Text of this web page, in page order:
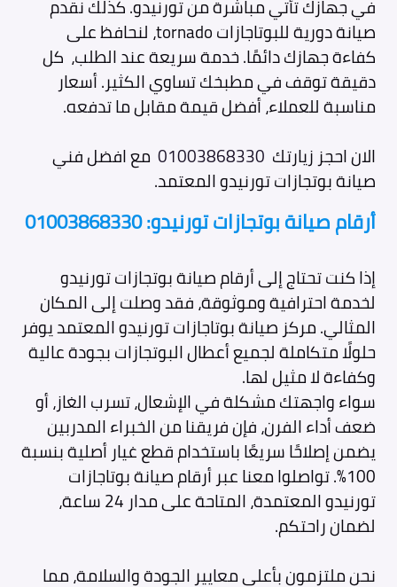
في جهازك تأتي مباشرة من تورنيدو. كذلك نقدم
صيانة دورية للبوتاجازات tornado، لنحافظ على
كفاءة جهازك دائمًا. خدمة سريعة عند الطلب، كل
دقيقة توقف في مطبخك تساوي الكثير. أسعار
مناسبة للعملاء، أفضل قيمة مقابل ما تدفعه.
الان احجز زيارتك 01003868330 مع افضل فني
صيانة بوتجازات تورنيدو المعتمد.
أرقام صيانة بوتجازات تورنيدو: 01003868330
إذا كنت تحتاج إلى أرقام صيانة بوتجازات تورنيدو
لخدمة احترافية وموثوقة، فقد وصلت إلى المكان
المثالي. مركز صيانة بوتاجازات تورنيدو المعتمد يوفر
حلولًا متكاملة لجميع أعطال البوتجازات بجودة عالية
وكفاءة لا مثيل لها.
سواء واجهتك مشكلة في الإشعال، تسرب الغاز، أو
ضعف أداء الفرن، فإن فريقنا من الخبراء المدربين
يضمن إصلاحًا سريعًا باستخدام قطع غيار أصلية بنسبة
100%. تواصلوا معنا عبر أرقام صيانة بوتاجازات
تورنيدو المعتمدة، المتاحة على مدار 24 ساعة،
لضمان راحتكم.
نحن ملتزمون بأعلى معايير الجودة والسلامة، مما